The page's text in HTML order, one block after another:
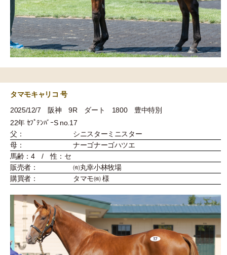
タマモキャリコ 号
2025/12/7 阪神 9R ダート 1800 豊中特別
22年 ｾﾌﾟﾃﾝﾊﾞｰS no.17
父：
シニスターミニスター
母：
ナーゴナーゴハツエ
馬齢：4 / 性：セ
販売者：
㈲丸幸小林牧場
購買者：
タマモ㈱ 様